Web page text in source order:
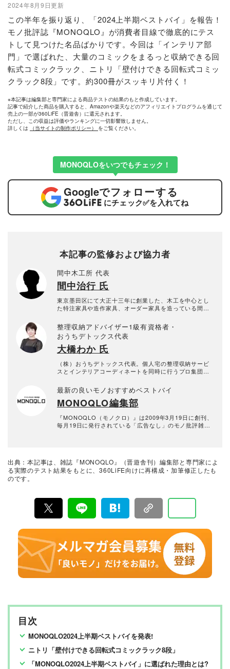
2024年8月9日更新
この半年を振り返り、「2024上半期ベストバイ」を報告！
モノ批評誌『MONOQLO』が消費者目線で徹底的にテス
トして見つけた名品ばかりです。今回は「インテリア部
門」で選ばれた、大量のコミックをまるっと収納できる回
転式コミックラック、ニトリ「壁付けできる回転式コミッ
クラック8段」です。約300冊がスッキリ片付く！
※本記事は編集部と専門家による商品テストの結果のもと作成しています。
記事で紹介した商品を購入すると、Amazonや楽天などのアフィリエイトプログラムを通じて
売上の一部が360LiFE（晋遊舎）に還元されます。
ただし、この収益は評価やランキングに一切影響致しません。
詳しくは
（当サイトの制作ポリシー） をご覧ください。
MONOQLOをいつでもチェック！
Googleでフォローする
にチェック✅を入れてね
本記事の監修および協力者
間中木工所 代表
間中治行 氏
東京墨田区にて大正十三年に創業した、木工を中心とし
た特注家具や造作家具、オーダー家具を造っている間中
る。
整理収納アドバイザー1級有資格者・
おうちデトックス代表
大橋わか 氏
（株）おうちデトックス代表。個人宅の整理収納サービ
スとインテリアコーディネートを同時に行うプロ集団。
者。年間約1000回以上のお片づけに悩む個人宅の整理収
納サービス実績あり。
最新の良いモノおすすめベストバイ
MONOQLO編集部
『MONOQLO（モノクロ）』は2009年3月19日に創刊、
毎月19日に発行されている「広告なし」のモノ批評雑誌
に良いモノ」だけを厳選して紹介。編集長・山田和樹を
中心に、11名以上の編集体制で日々の検証・記事制作を
出典：本記事は、雑誌『MONOQLO』（晋遊舎刊）編集部と専門家によ
る実際のテスト結果をもとに、360LiFE向けに再構成・加筆修正したも
のです。
目次
MONOQLO2024上半期ベストバイを発表!
ニトリ「壁付けできる回転式コミックラック8段」
「MONOQLO2024上半期ベストバイ」に選ばれた理由とは?